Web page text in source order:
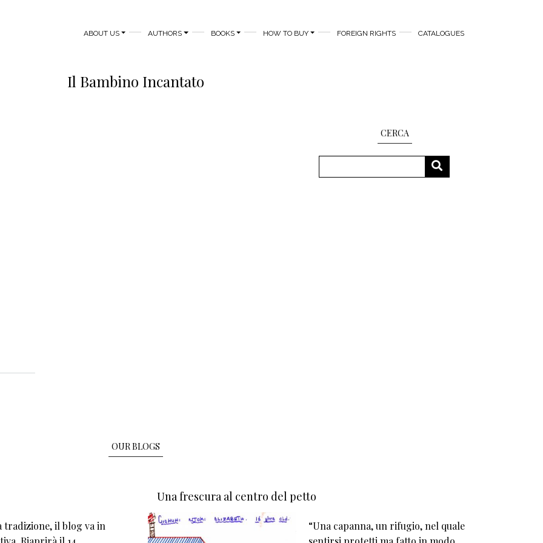
MAIN NAVIGATION
ABOUT US AUTHORS BOOKS HOW TO BUY FOREIGN RIGHTS CATALOGUES
Il Bambino Incantato
CERCA
SEARCH
OUR BLOGS
tradizione, il blog va in
Una frescura al centro del petto
“Una capanna, un rifugio, nel quale